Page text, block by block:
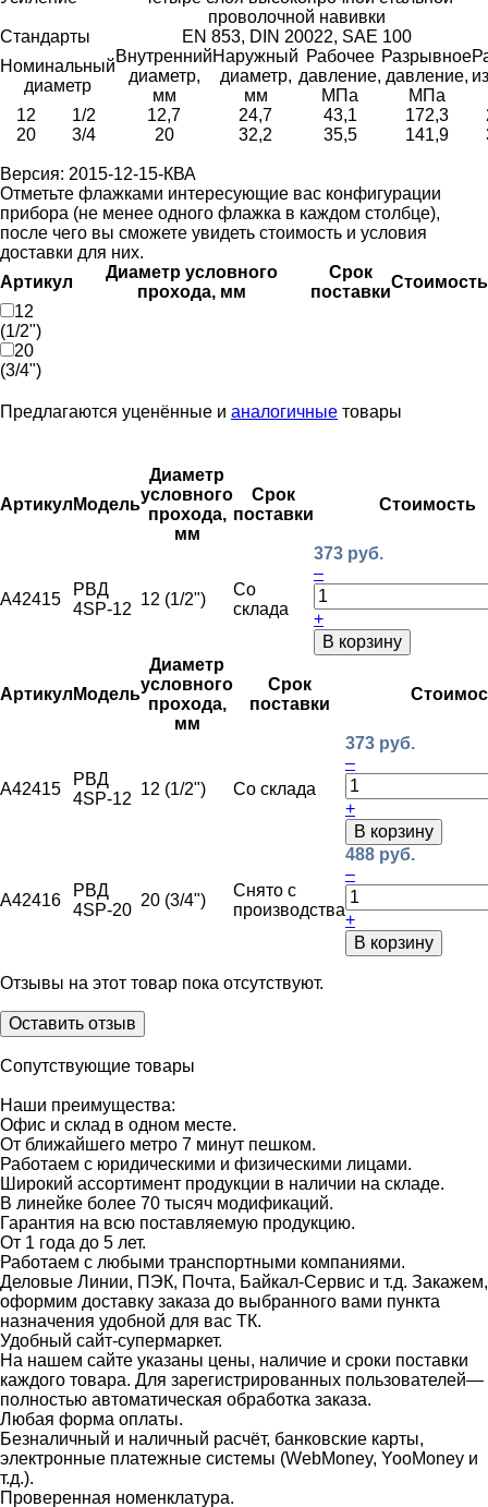
проволочной навивки
Стандарты
EN 853, DIN 20022, SAE 100
Номинальный
диаметр
Внутренний
диаметр,
мм
Наружный
диаметр,
мм
Рабочее
давление,
МПа
Разрывное
давление,
МПа
12 1/2 12,7 24,7 43,1 172,3
20
3/4 20 32,2 35,5 141,9
Версия: 2015-12-15-КВА
Отметьте флажками интересующие вас конфигурации
прибора (не менее одного флажка в каждом столбце),
после чего вы сможете увидеть стоимость и условия
доставки для них.
Артикул
Диаметр условного
прохода, мм
Срок
поставки
Стоимость
12
(1/2")
20
(3/4")
Предлагаются уценённые и аналогичные товары
Артикул Модель
Диаметр
условного
прохода,
мм
Срок
поставки
Стоимость
A42415
РВД
4SP-12
12 (1/2")
Со
склада
373 руб.
–
+
В корзину
Артикул Модель
Диаметр
условного
прохода,
мм
Срок
поставки
A42415
РВД
4SP-12
12 (1/2") Со склада
373 руб.
–
+
В корзину
A42416
РВД
4SP-20
20 (3/4")
Снято с
производства
488 руб.
–
+
В корзину
Отзывы на этот товар пока отсутствуют.
Оставить отзыв
Сопутствующие товары
Наши преимущества:
Офис и склад в одном месте.
От ближайшего метро 7 минут пешком.
Работаем с юридическими и физическими лицами.
Широкий ассортимент продукции в наличии на складе.
В линейке более 70 тысяч модификаций.
Гарантия на всю поставляемую продукцию.
От 1 года до 5 лет.
Работаем с любыми транспортными компаниями.
Деловые Линии, ПЭК, Почта, Байкал-Сервис и т.д. Закажем,
оформим доставку заказа до выбранного вами пункта
назначения удобной для вас ТК.
Удобный сайт-супермаркет.
На нашем сайте указаны цены, наличие и сроки поставки
каждого товара. Для зарегистрированных пользователей—
полностью автоматическая обработка заказа.
Любая форма оплаты.
Безналичный и наличный расчёт, банковские карты,
электронные платежные системы (WebMoney, YooMoney и
т.д.).
Проверенная номенклатура.